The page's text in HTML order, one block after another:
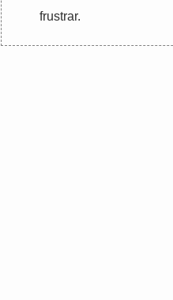
frustrar.